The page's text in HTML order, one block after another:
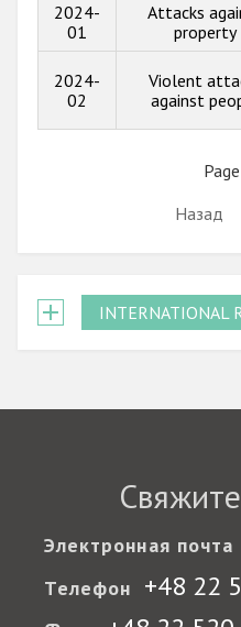
2024-
01
Attacks
property
2024-
02
Violent
against
Назад
INTERNATIONAL
Электронная почта
Телефон +48 22